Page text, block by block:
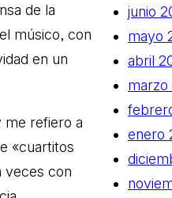
de la
músico, con
en un
me refiero a
«cuartitos
veces con
junio
mayo
abril
marzo
enero